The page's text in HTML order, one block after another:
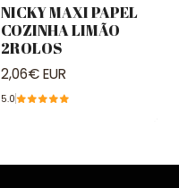
NICKY MAXI PAPEL
COZINHA LIMÃO
2ROLOS
2,06€ EUR
5.0